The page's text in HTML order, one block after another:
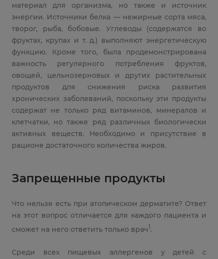
материал для организма, но также и источник
энергии. Источники белка — нежирные сорта мяса,
творог, рыба, бобовые. Углеводы (содержатся во
фруктах, крупах и т. д.) выполняют энергетическую
функцию. Кроме того, была продемонстрирована
важность регулярного потребления фруктов,
овощей, цельнозерновых и других растительных
продуктов для снижения риска развития
хронических заболеваний, поскольку эти продукты
содержат не только ряд витаминов, минералов и
клетчатки, но также ряд различных биологически
активных веществ. Необходимо и присутствие в
рационе достаточного количества жиров.
Запрещенные продукты
Что нельзя есть при атопическом дерматите? Ответ
на этот вопрос отличается для каждого пациента и
сможет на него ответить только врач1.
Среди всех пищевых аллергенов у детей с